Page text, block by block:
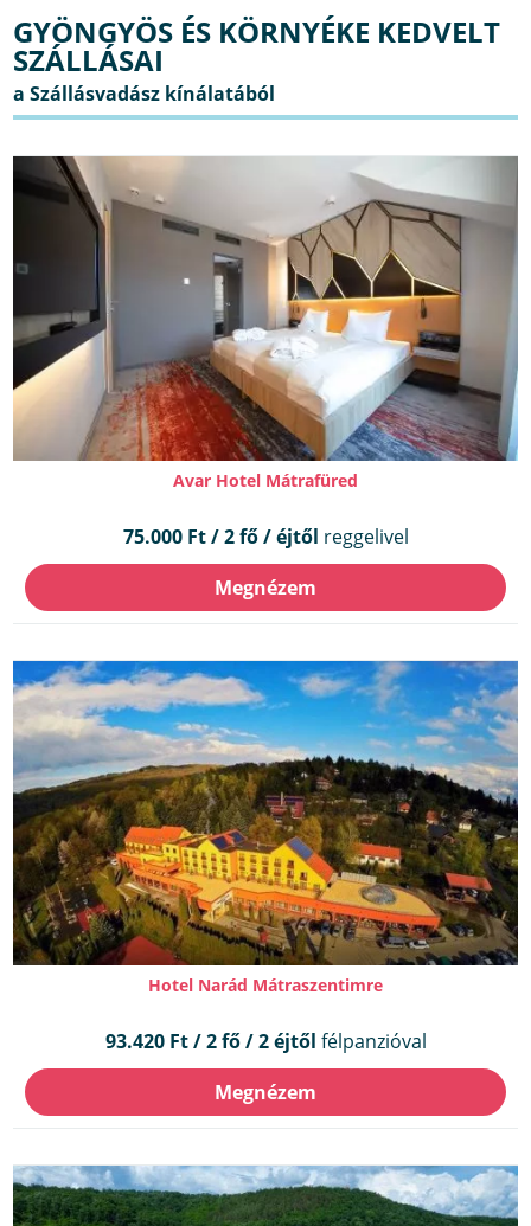
GYÖNGYÖS ÉS KÖRNYÉKE KEDVELT
SZÁLLÁSAI
Avar Hotel Mátrafüred
75.000 Ft / 2 fő / éjtől reggelivel
Megnézem
Hotel Narád Mátraszentimre
93.420 Ft / 2 fő / 2 éjtől félpanzióval
Megnézem